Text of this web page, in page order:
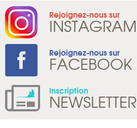
Rejoignez-nous sur
INSTAGRAM
Rejoignez-nous sur
FACEBOOK
Inscription
NEWSLETTER